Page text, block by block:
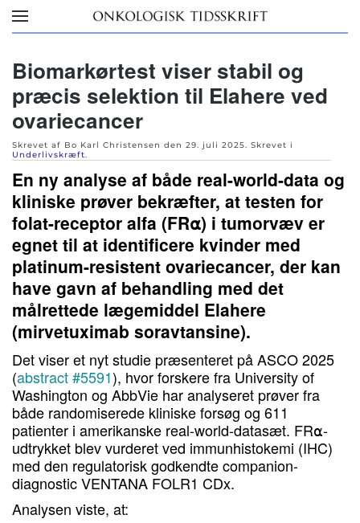
Skip to main content
Biomarkørtest viser stabil og
præcis selektion til Elahere ved
ovariecancer
Skrevet af Bo Karl Christensen den 29. juli 2025. Skrevet i
Underlivskræft.
En ny analyse af både real-world-data og
kliniske prøver bekræfter, at testen for
folat-receptor alfa (FR⍺) i tumorvæv er
egnet til at identificere kvinder med
platinum-resistent ovariecancer, der kan
have gavn af behandling med det
målrettede lægemiddel Elahere
(mirvetuximab soravtansine).
Det viser et nyt studie præsenteret på ASCO 2025
(abstract #5591), hvor forskere fra University of
Washington og AbbVie har analyseret prøver fra
både randomiserede kliniske forsøg og 611
patienter i amerikanske real-world-datasæt. FR⍺-
udtrykket blev vurderet ved immunhistokemi (IHC)
med den regulatorisk godkendte companion-
diagnostic VENTANA FOLR1 CDx.
Analysen viste, at: